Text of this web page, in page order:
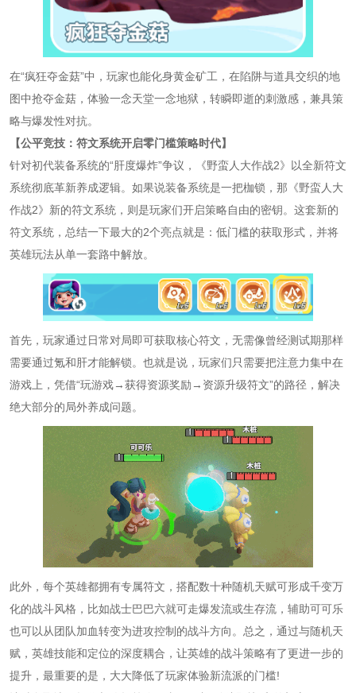
在“疯狂夺金菇”中，玩家也能化身黄金矿工，在陷阱与道具交织的地
图中抢夺金菇，体验一念天堂一念地狱，转瞬即逝的刺激感，兼具策
略与爆发性对抗。
【公平竞技：符文系统开启零门槛策略时代】
针对初代装备系统的“肝度爆炸”争议，《野蛮人大作战2》以全新符文
系统彻底革新养成逻辑。如果说装备系统是一把枷锁，那《野蛮人大
作战2》新的符文系统，则是玩家们开启策略自由的密钥。这套新的
符文系统，总结一下最大的2个亮点就是：低门槛的获取形式，并将
英雄玩法从单一套路中解放。
首先，玩家通过日常对局即可获取核心符文，无需像曾经测试期那样
需要通过氪和肝才能解锁。也就是说，玩家们只需要把注意力集中在
游戏上，凭借“玩游戏→获得资源奖励→资源升级符文”的路径，解决
绝大部分的局外养成问题。
此外，每个英雄都拥有专属符文，搭配数十种随机天赋可形成千变万
化的战斗风格，比如战士巴巴六就可走爆发流或生存流，辅助可可乐
也可以从团队加血转变为进攻控制的战斗方向。总之，通过与随机天
赋，英雄技能和定位的深度耦合，让英雄的战斗策略有了更进一步的
提升，最重要的是，大大降低了玩家体验新流派的门槛!